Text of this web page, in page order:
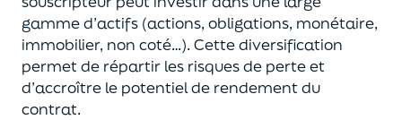
gamme d’actifs (actions, obligations, monétaire,
immobilier, non coté…). Cette diversification
permet de répartir les risques de perte et
d’accroître le potentielde rendement du
contrat.